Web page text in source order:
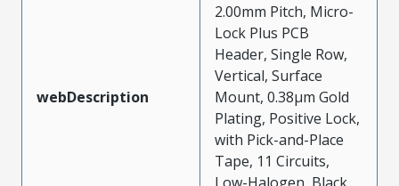
webDescription
2.00mm Pitch, Micro-
Lock Plus PCB
Header, Single Row,
Vertical, Surface
Mount, 0.38µm Gold
Plating, Positive Lock,
with Pick-and-Place
Tape, 11 Circuits,
Low-Halogen, Black